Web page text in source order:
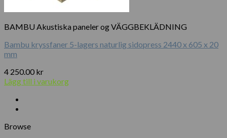
BAMBU Akustiska paneler og VÄGGBEKLÄDNING
Bambu kryssfaner 5-lagers naturlig sidopress 2440 x 605 x 20
mm
4 250.00 kr
Lägg till i varukorg
Browse